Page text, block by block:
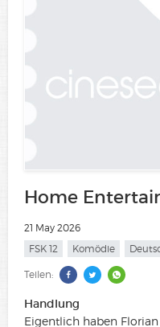
Home
21 May 2026
FSK 12
Komödie
Teilen:
Handlung
Eigentlich haben